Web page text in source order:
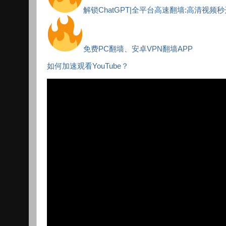
解锁ChatGPT|全平台高速翻墙:高清视频
免费PC翻墙、安卓VPN翻墙APP
如何加速观看YouTube？